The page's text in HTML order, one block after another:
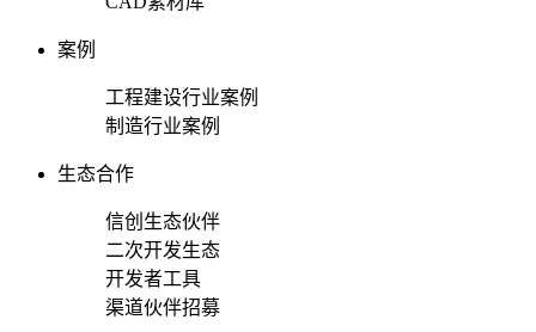
案例
工程建设行业案例
制造行业案例
生态合作
信创生态伙伴
二次开发生态
开发者工具
渠道伙伴招募